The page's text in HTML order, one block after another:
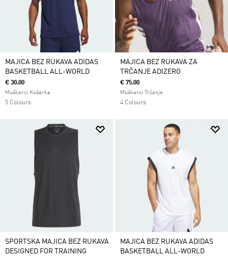
MAJICA BEZ RUKAVA ADIDAS
BASKETBALL ALL-WORLD
€ 30.00
Muškarci Košarka
5 Colours
MAJICA BEZ RUKAVA ZA
TRČANJE ADIZERO
€ 75.00
Muškarci Trčanje
4 Colours
SPORTSKA MAJICA BEZ RUKAVA
DESIGNED FOR TRAINING
MAJICA BEZ RUKAVA ADIDAS
BASKETBALL ALL-WORLD